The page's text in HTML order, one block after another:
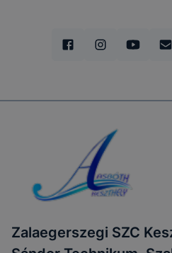
Zalaegerszegi SZC